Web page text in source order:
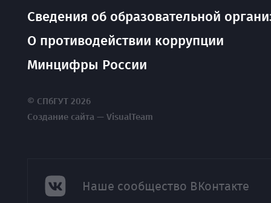
Сведения об образовательной
О противодействии коррупции
Минцифры России
© СПбГУТ 2026
Создание сайта — VisualTeam
Наше сообщество ВКонтакте